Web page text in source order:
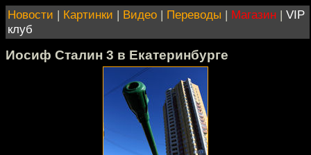
Новости | Картинки | Видео | Переводы | Магазин | VIP
клуб
Иосиф Сталин 3 в Екатеринбурге